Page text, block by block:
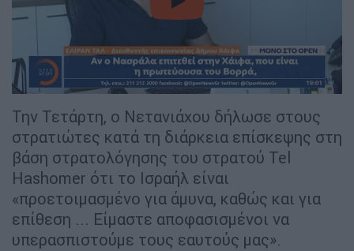
video
Την Τετάρτη, ο Νετανιάχου δήλωσε στους
στρατιώτες κατά τη διάρκεια επίσκεψης στη
βάση στρατολόγησης του στρατού Tel
Hashomer ότι το Ισραήλ είναι
«προετοιμασμένο για άμυνα, καθώς και για
επίθεση ... Είμαστε αποφασισμένοι να
υπερασπιστούμε τους εαυτούς μας».